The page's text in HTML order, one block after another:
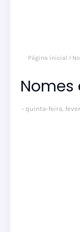
Página inicial
Nomes
quinta-feira,